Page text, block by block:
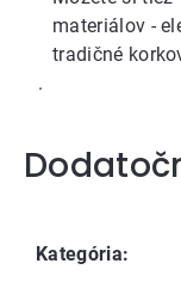
materiálov -
tradičné
.
Kategória: